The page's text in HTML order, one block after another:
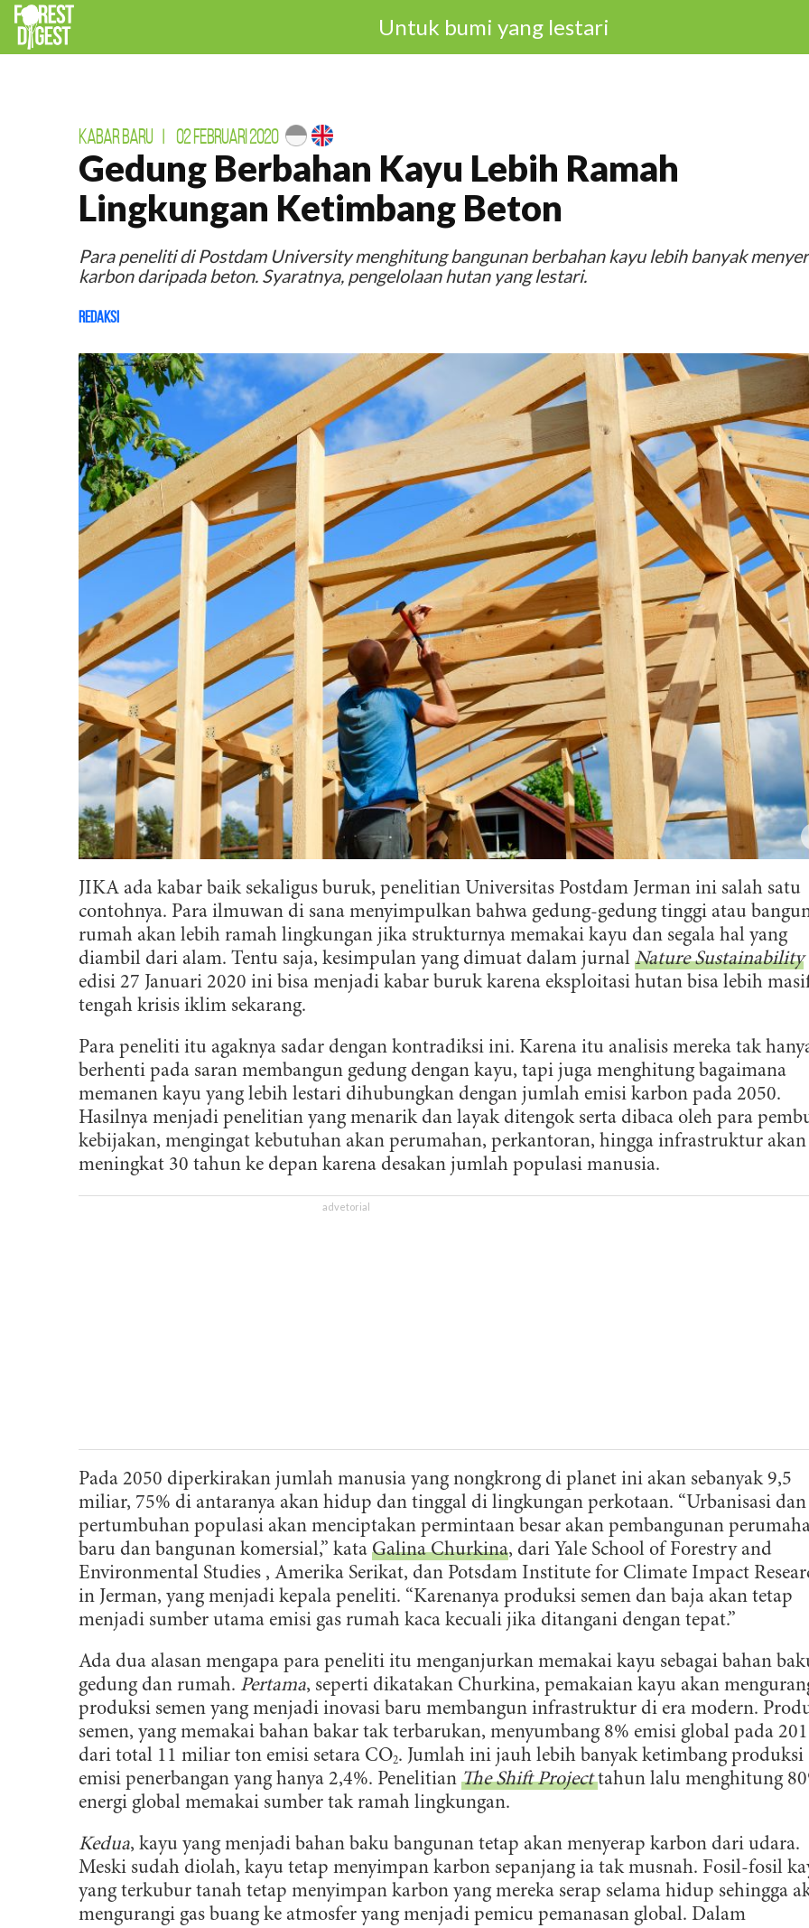
Untuk bumi yang lestari
KABAR BARU 02 FEBRUARI 2020
Gedung Berbahan Kayu Lebih Ramah
Lingkungan Ketimbang Beton
Para peneliti di Postdam University menghitung bangunan berbahan kayu lebih banyak
karbon daripada beton. Syaratnya, pengelolaan hutan yang lestari.
Redaksi
JIKA ada kabar baik sekaligus buruk, penelitian Universitas Postdam Jerman ini salah satu
contohnya. Para ilmuwan di sana menyimpulkan bahwa gedung-gedung tinggi atau
rumah akan lebih ramah lingkungan jika strukturnya memakai kayu dan segala hal yang
diambil dari alam. Tentu saja, kesimpulan yang dimuat dalam jurnal Nature Sustainability
edisi 27 Januari 2020 ini bisa menjadi kabar buruk karena eksploitasi hutan bisa lebih
tengah krisis iklim sekarang.
Para peneliti itu agaknya sadar dengan kontradiksi ini. Karena itu analisis mereka tak
berhenti pada saran membangun gedung dengan kayu, tapi juga menghitung bagaimana
memanen kayu yang lebih lestari dihubungkan dengan jumlah emisi karbon pada 2050.
Hasilnya menjadi penelitian yang menarik dan layak ditengok serta dibaca oleh para
kebijakan, mengingat kebutuhan akan perumahan, perkantoran, hingga infrastruktur akan
meningkat 30 tahun ke depan karena desakan jumlah populasi manusia.
Pada 2050 diperkirakan jumlah manusia yang nongkrong di planet ini akan sebanyak 9,5
miliar, 75% di antaranya akan hidup dan tinggal di lingkungan perkotaan. “Urbanisasi dan
pertumbuhan populasi akan menciptakan permintaan besar akan pembangunan
baru dan bangunan komersial,” kata Galina Churkina, dari Yale School of Forestry and
Environmental Studies , Amerika Serikat, dan Potsdam Institute for Climate Impact
in Jerman, yang menjadi kepala peneliti. “Karenanya produksi semen dan baja akan tetap
menjadi sumber utama emisi gas rumah kaca kecuali jika ditangani dengan tepat.”
Ada dua alasan mengapa para peneliti itu menganjurkan memakai kayu sebagai bahan
gedung dan rumah. Pertama, seperti dikatakan Churkina, pemakaian kayu akan
produksi semen yang menjadi inovasi baru membangun infrastruktur di era modern.
semen, yang memakai bahan bakar tak terbarukan, menyumbang 8% emisi global pada
dari total 11 miliar ton emisi setara CO2. Jumlah ini jauh lebih banyak ketimbang produksi
emisi penerbangan yang hanya 2,4%. Penelitian The Shift Project tahun lalu menghitung
energi global memakai sumber tak ramah lingkungan.
Kedua, kayu yang menjadi bahan baku bangunan tetap akan menyerap karbon dari udara.
Meski sudah diolah, kayu tetap menyimpan karbon sepanjang ia tak musnah. Fosil-fosil
yang terkubur tanah tetap menyimpan karbon yang mereka serap selama hidup sehingga
mengurangi gas buang ke atmosfer yang menjadi pemicu pemanasan global. Dalam